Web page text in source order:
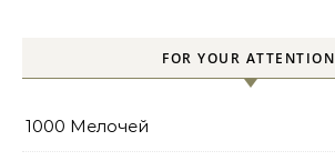
FOR YOUR ATTENTION
1000 Мелочей